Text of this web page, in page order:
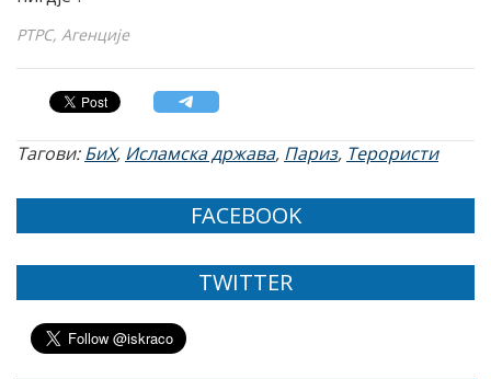
РТРС, Агенције
Тагови:БиХ, Исламска држава, Париз, Терористи
FACEBOOK
TWITTER